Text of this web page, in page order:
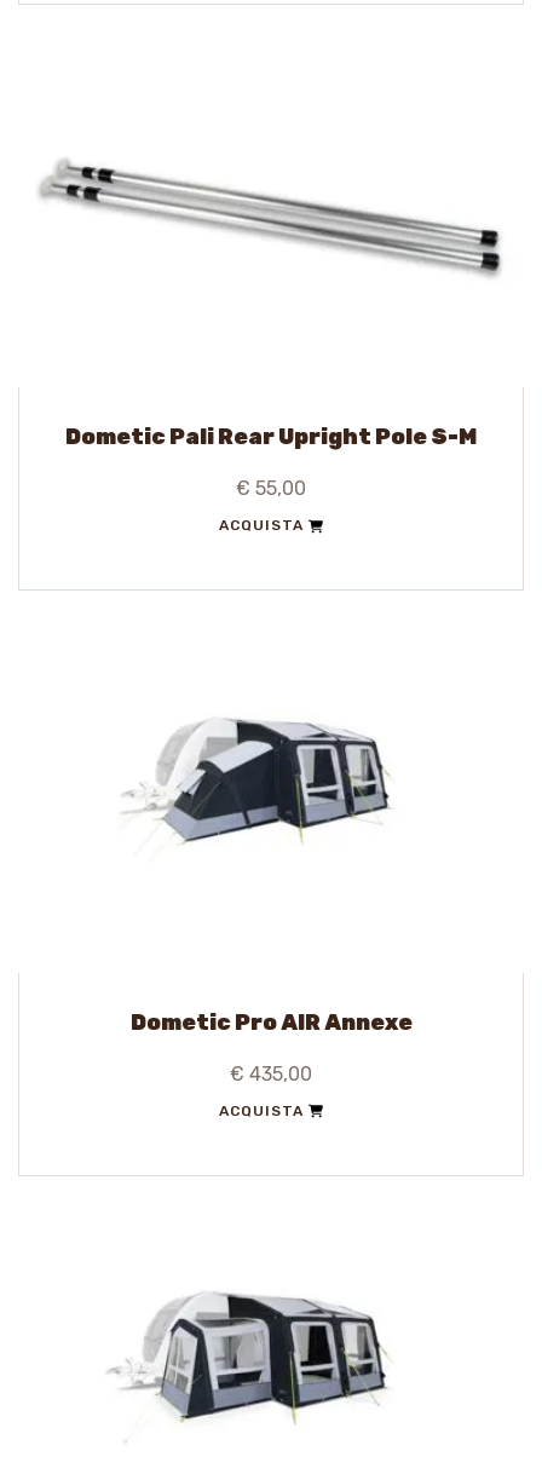
Dometic Pali Rear Upright Pole S-M
€ 55,00
ACQUISTA
Dometic Pro AIR Annexe
€ 435,00
ACQUISTA